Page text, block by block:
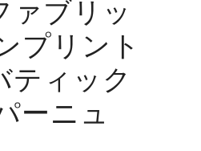
ァブリッ
プリント
ティック
ーニュ